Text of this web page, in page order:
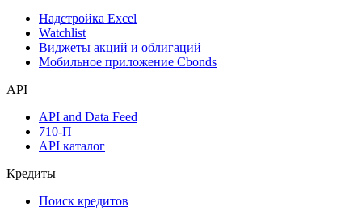
Надстройка Excel
Watchlist
Виджеты акций и облигаций
Мобильное приложение Cbonds
API
API and Data Feed
710-П
API каталог
Кредиты
Поиск кредитов